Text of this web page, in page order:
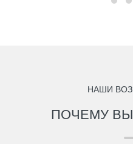
НАШИ
ПОЧЕМУ